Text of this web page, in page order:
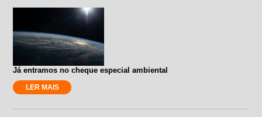
Já entramos no cheque especial ambiental
LER MAIS